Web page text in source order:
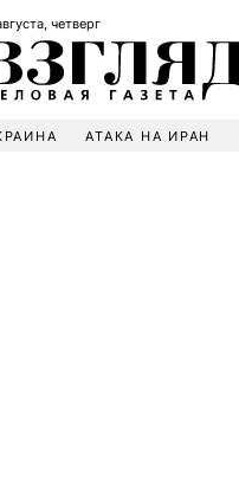
четверг
АТАКА НА ИРАН